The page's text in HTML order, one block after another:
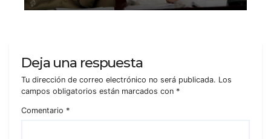
Deja una respuesta
Tu dirección de correo electrónico no será publicada. Los
campos obligatorios están marcados con *
Comentario *